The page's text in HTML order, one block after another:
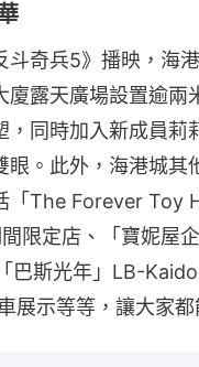
斗奇兵5》播映，海
廈露天廣場設置逾兩
，同時加入新成員莉
眼。此外，海港城其
「The Forever Toy
限定店、「寶妮屋
巴斯光年」LB-
展示等等，讓大家都